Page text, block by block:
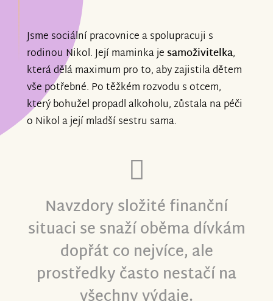
ni velmi důležité, že teď má spoustu
nových přátel a že díky Vám může s nimi
společně vycestovat a posílit tak nová
přátelství. Jsme obě vděčné za tuto
nadaci a za dárce, kteří v dnešní nelehké
době přispěli. Moc všem z celého srdce
děkujeme.
Jsme sociální pracovnice a spolupracuji s
rodinou Nikol. Její maminka jesamoživitelka,
která dělá maximum pro to, aby zajistila dětem
vše potřebné. Po těžkém rozvodu s otcem,
který bohužel propadl alkoholu, zůstala na péči
o Nikol a její mladší sestru sama.
Navzdory složité finanční
situaci se snaží oběma dívkám
dopřát co nejvíce, ale
prostředky často nestačí na